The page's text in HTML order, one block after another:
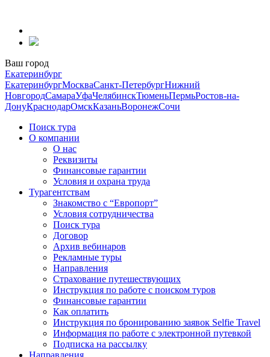
содержанию
Ваш город
Екатеринбург
ЕкатеринбургМоскваСанкт-ПетербургНижний
НовгородСамараУфаЧелябинскТюменьПермьРостов-на-
ДонуКраснодарОмскКазаньВоронежСочи
Поиск тура
О компании
О нас
Реквизиты
Финансовые гарантии
Условия и охрана труда
Турагентствам
Знакомство с “Европорт”
Условия сотрудничества
Поиск тура
Договор
Архив вебинаров
Рекламные туры
Направления
Страхование путешествующих
Инструкция по работе с поиском туров
Финансовые гарантии
Как оплатить
Инструкция по бронированию заявок Selfie Travel
Информация по работе с электронной путевкой
Подписка на рассылку
Направления